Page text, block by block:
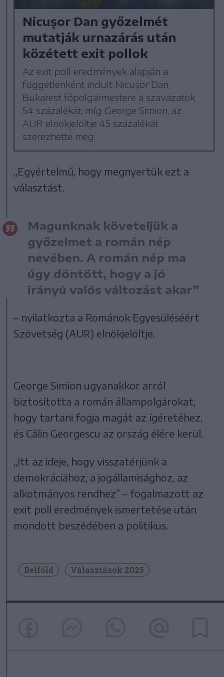
Nicușor Dan győzelmét
mutatják urnazárás után
közétett exit pollok
Az exit poll eredmények alapján a
függetlenként indult Nicușor Dan,
Bukarest főpolgármestere a szavazatok
54 százalékát, míg George Simion, az
AUR elnökjelöltje 45 százalékát
szerezhette meg.
„Egyértelmű, hogy megnyertük ezt a
választást.
Magunknak követeljük a
győzelmet a román nép
nevében. A román nép ma
úgy döntött, hogy a jó
irányú valós változást akar”
– nyilatkozta a Románok Egyesüléséért
Szövetség (AUR) elnökjelöltje.
George Simion ugyanakkor arról
biztosította a román állampolgárokat,
hogy tartani fogja magát az ígéretéhez,
és Călin Georgescu az ország élére kerül.
„Itt az ideje, hogy visszatérjünk a
demokráciához, a jogállamisághoz, az
alkotmányos rendhez” – fogalmazott az
exit poll eredmények ismertetése után
mondott beszédében a politikus.
Belföld Választások 2025